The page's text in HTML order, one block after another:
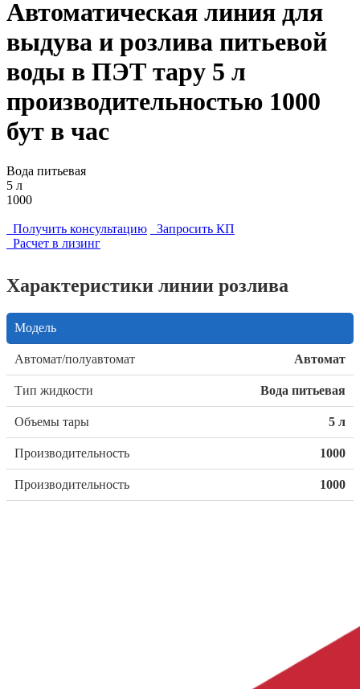
Автоматическая линия для
выдува и розлива питьевой
воды в ПЭТ тару 5 л
производительностью 1000
бут в час
Вода питьевая
5 л
1000
Получить консультацию
Запросить КП
Расчет в лизинг
Характеристики линии розлива
Модель
Автомат/полуавтомат Автомат
Тип жидкости Вода питьевая
Объемы тары 5 л
Производительность 1000
Производительность 1000